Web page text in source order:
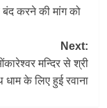
बंद करने की मांग को
Next:
मन्दिर से श्री
धाम के लिए हुई रवाना